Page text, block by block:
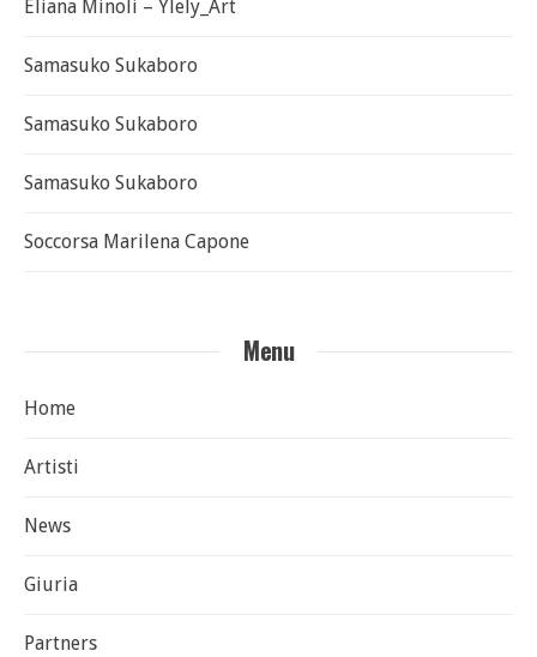
Eliana Minoli – Ylely_Art
Samasuko Sukaboro
Samasuko Sukaboro
Samasuko Sukaboro
Soccorsa Marilena Capone
Menu
Home
Artisti
News
Giuria
Partners